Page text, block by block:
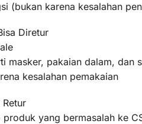
(bukan karena kesalahan
Diretur
masker, pakaian dalam, dan
kesalahan pemakaian
yang bermasalah ke